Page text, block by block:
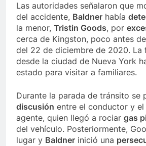
Las autoridades señalaron que
del accidente, Baldner había
la menor, Tristin Goods, por
cerca de Kingston, poco antes
del 22 de diciembre de 2020. La
desde la ciudad de Nueva York
estado para visitar a familiares.
Durante la parada de tránsito se
discusión entre el conductor y el
agente, quien llegó a rociar gas
del vehículo. Posteriormente,
lugar y Baldner inició una